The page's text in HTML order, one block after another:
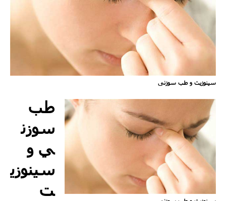
سینوزیت و طب سوزنی
طب
سوزن
ي و
سینوزی
ت